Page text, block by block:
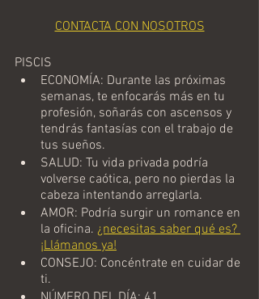
CONTACTA CON NOSOTROS
PISCIS
ECONOMÍA: Durante las próximas
semanas, te enfocarás más en tu
profesión, soñarás con ascensos y
tendrás fantasías con el trabajo de
tus sueños.
SALUD: Tu vida privada podría
volverse caótica, pero no pierdas la
cabeza intentando arreglarla.
AMOR: Podría surgir un romance en
la oficina. ¿necesitas saber qué es?
¡Llámanos ya!
CONSEJO: Concéntrate en cuidar de
ti.